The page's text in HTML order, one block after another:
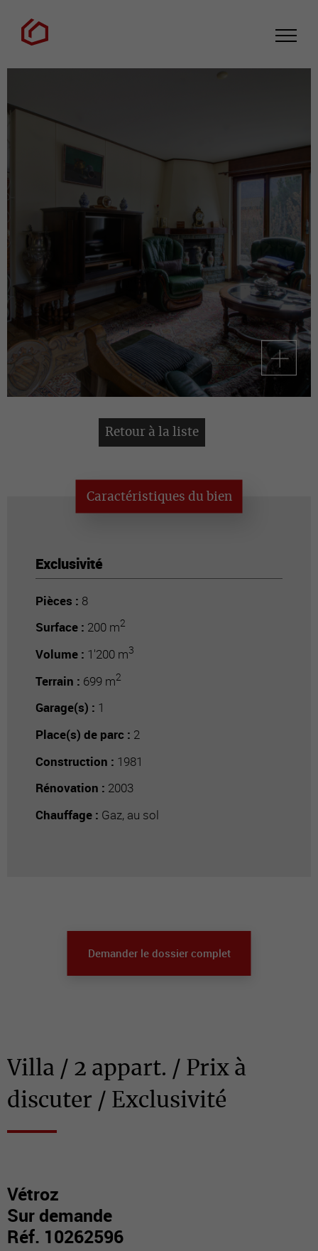
Retour à la liste
Caractéristiques du bien
Exclusivité
Pièces : 8
Surface : 200 m2
Volume : 1'200 m3
Terrain : 699 m2
Garage(s) : 1
Place(s) de parc : 2
Construction : 1981
Rénovation : 2003
Chauffage : Gaz, au sol
Villa / 2 appart. / Prix à
discuter / Exclusivité
Vétroz
Sur demande
Réf. 10262596
Demander le dossier complet